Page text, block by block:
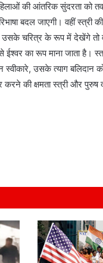
की आंतरिक सुंदरता को
बदल जाएगी। वहीं
चरित्र के रूप में देखेंगे तो
ईश्वर का रूप माना जाता है।
उसके त्याग बलिदान
की क्षमता स्त्री और पुरुष